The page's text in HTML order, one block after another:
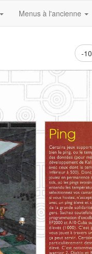
Menus à l'ancienne
-10